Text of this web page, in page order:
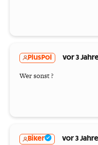
PlusPol vor 3
Wer sonst ?
Biker vor 3